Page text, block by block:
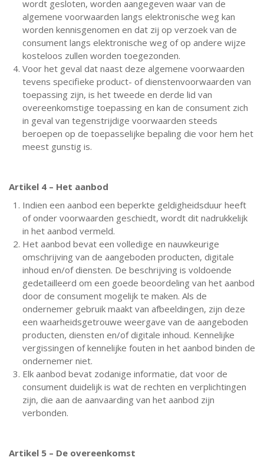
wordt gesloten, worden aangegeven waar van de
algemene voorwaarden langs elektronische weg kan
worden kennisgenomen en dat zij op verzoek van de
consument langs elektronische weg of op andere wijze
kosteloos zullen worden toegezonden.
Voor het geval dat naast deze algemene voorwaarden
tevens specifieke product- of dienstenvoorwaarden van
toepassing zijn, is het tweede en derde lid van
overeenkomstige toepassing en kan de consument zich
in geval van tegenstrijdige voorwaarden steeds
beroepen op de toepasselijke bepaling die voor hem het
meest gunstig is.
Artikel 4 – Het aanbod
Indien een aanbod een beperkte geldigheidsduur heeft
of onder voorwaarden geschiedt, wordt dit nadrukkelijk
in het aanbod vermeld.
Het aanbod bevat een volledige en nauwkeurige
omschrijving van de aangeboden producten, digitale
inhoud en/of diensten. De beschrijving is voldoende
gedetailleerd om een goede beoordeling van het aanbod
door de consument mogelijk te maken. Als de
ondernemer gebruik maakt van afbeeldingen, zijn deze
een waarheidsgetrouwe weergave van de aangeboden
producten, diensten en/of digitale inhoud. Kennelijke
vergissingen of kennelijke fouten in het aanbod binden de
ondernemer niet.
Elk aanbod bevat zodanige informatie, dat voor de
consument duidelijk is wat de rechten en verplichtingen
zijn, die aan de aanvaarding van het aanbod zijn
verbonden.
Artikel 5 – De overeenkomst